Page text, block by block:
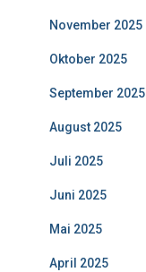
November 2025
Oktober 2025
September 2025
August 2025
Juli 2025
Juni 2025
Mai 2025
April 2025